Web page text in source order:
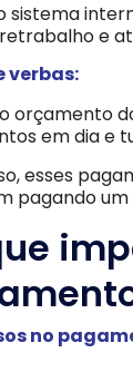
sistema
e
verbas:
orçamento
em dia e
esses
pagando um
no